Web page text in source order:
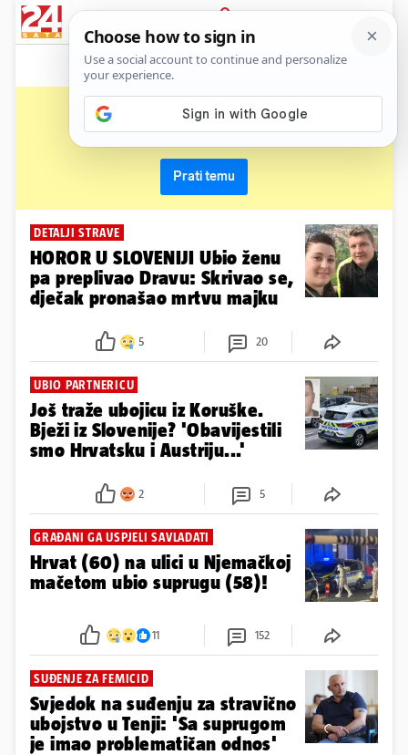
PRIJAVA
News
femicid
Prati temu
DETALJI STRAVE
HOROR U SLOVENIJI Ubio ženu
pa preplivao Dravu: Skrivao se,
dječak pronašao mrtvu majku
5 20
UBIO PARTNERICU
Još traže ubojicu iz Koruške.
Bježi iz Slovenije? 'Obavijestili
smo Hrvatsku i Austriju...'
2 5
GRAĐANI GA USPJELI SAVLADATI
Hrvat (60) na ulici u Njemačkoj
mačetom ubio suprugu (58)!
11 152
SUĐENJE ZA FEMICID
Svjedok na suđenju za stravično
ubojstvo u Tenji: 'Sa suprugom
je imao problematičan odnos'